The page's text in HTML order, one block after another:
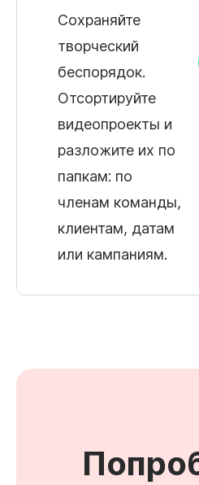
Сохраняйте
творческий
беспорядок.
Отсортируйте
видеопроекты и
разложите их по
папкам: по
членам команды,
клиентам, датам
или кампаниям.